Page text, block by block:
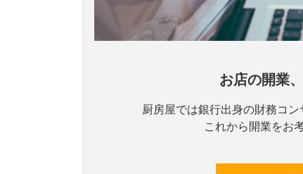
お店の開業
厨房屋では銀行出身の財務コ
これから開業をお